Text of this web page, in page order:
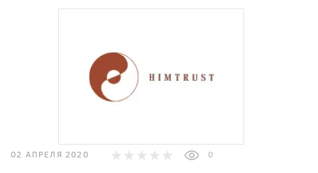
02 АПРЕЛЯ 2020 0